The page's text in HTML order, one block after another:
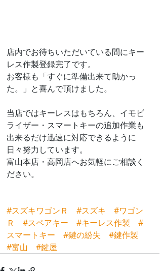
店内でお待ちいただいている間にキー
レス作製登録完了です。
お客様も「すぐに準備出来て助かっ
た。」と喜んで頂けました。
当店ではキーレスはもちろん、イモビ
ライザー・スマートキーの追加作業も
出来るだけ迅速に対応できるように
日々努力しています。
富山本店・高岡店へお気軽にご相談く
ださい。
#スズキワゴンＲ #スズキ
#ワゴン
Ｒ
#スペアキー #キーレス作製
#
スマートキー
#鍵の紛失
#鍵作製
#富山
#鍵屋